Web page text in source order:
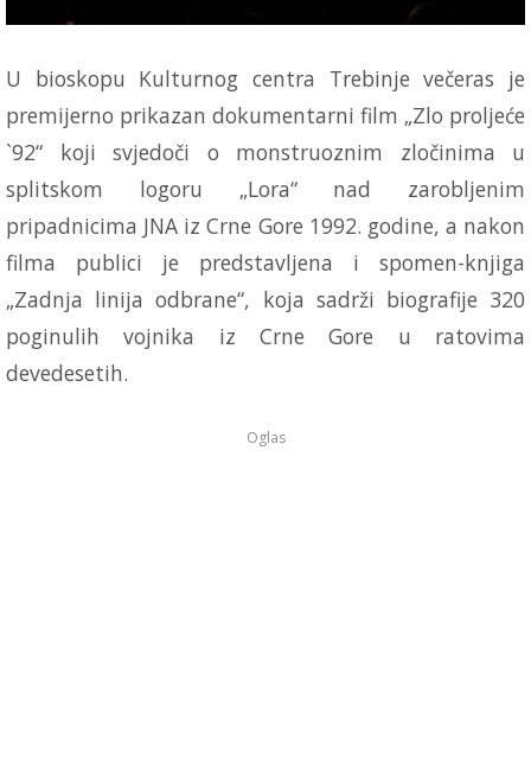
U bioskopu Kulturnog centra Trebinje večeras je
premijerno prikazan dokumentarni film „Zlo proljeće
`92“ koji svjedoči o monstruoznim zločinima u
splitskom logoru „Lora“ nad zarobljenim
pripadnicima JNA iz Crne Gore 1992. godine, a nakon
filma publici je predstavljena i spomen-knjiga
„Zadnja linija odbrane“, koja sadrži biografije 320
poginulih vojnika iz Crne Gore u ratovima
devedesetih.
Oglas